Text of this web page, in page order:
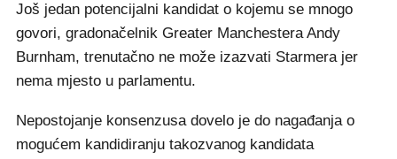
Još jedan potencijalni kandidat o kojemu se mnogo
govori, gradonačelnik Greater Manchestera Andy
Burnham, trenutačno ne može izazvati Starmera jer
nema mjesto u parlamentu.
Nepostojanje konsenzusa dovelo je do nagađanja o
mogućem kandidiranju takozvanog kandidata